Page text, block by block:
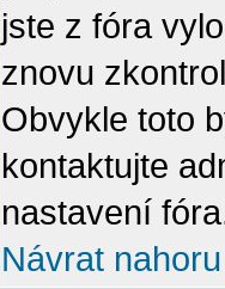
jste z fóra
znovu
Obvykle toto
kontaktujte
nastavení
Návrat nahoru